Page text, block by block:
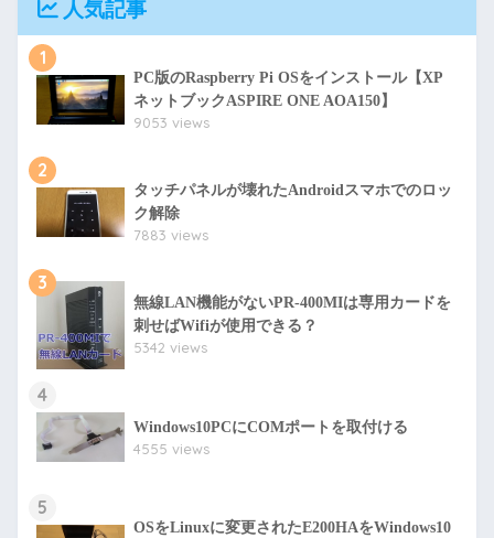
人気記事
1
PC版のRaspberry Pi OSをインストール【XP
ネットブックASPIRE ONE AOA150】
9053 views
2
タッチパネルが壊れたAndroidスマホでのロッ
ク解除
7883 views
3
無線LAN機能がないPR-400MIは専用カードを
刺せばWifiが使用できる？
5342 views
4
Windows10PCにCOMポートを取付ける
4555 views
5
OSをLinuxに変更されたE200HAをWindows10